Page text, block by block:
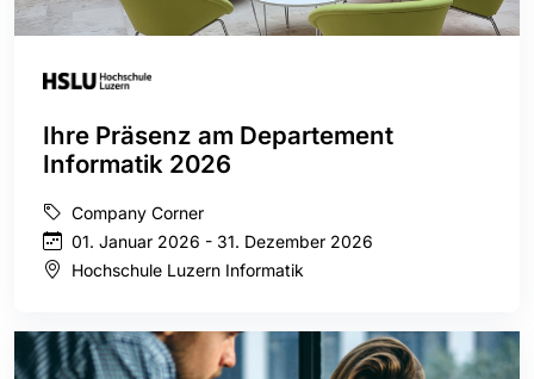
Ihre Präsenz am Departement
Informatik 2026
Company Corner
01. Januar 2026 - 31. Dezember 2026
Hochschule Luzern Informatik